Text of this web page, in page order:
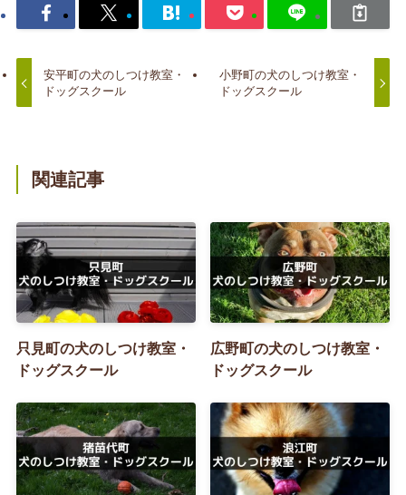
安平町の犬のしつけ教室・
ドッグスクール
小野町の犬のしつけ教室・
ドッグスクール
関連記事
只見町の犬のしつけ教室・
ドッグスクール
広野町の犬のしつけ教室・
ドッグスクール